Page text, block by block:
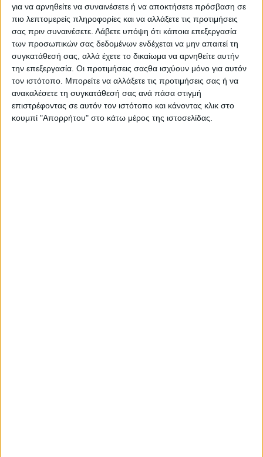
για να αρνηθείτε να συναινέσετε ή να αποκτήσετε πρόσβαση σε
πιο λεπτομερείς πληροφορίες και να αλλάξετε τις προτιμήσεις
σας πριν συναινέσετε. Λάβετε υπόψη ότι κάποια επεξεργασία
των προσωπικών σας δεδομένων ενδέχεται να μην απαιτεί τη
συγκατάθεσή σας, αλλά έχετε το δικαίωμα να αρνηθείτε αυτήν
την επεξεργασία. Οι προτιμήσεις σαςθα ισχύουν μόνο για αυτόν
τον ιστότοπο. Μπορείτε να αλλάξετε τις προτιμήσεις σας ή να
ανακαλέσετε τη συγκατάθεσή σας ανά πάσα στιγμή
επιστρέφοντας σε αυτόν τον ιστότοπο και κάνοντας κλικ στο
κουμπί "Απορρήτου" στο κάτω μέρος της ιστοσελίδας.